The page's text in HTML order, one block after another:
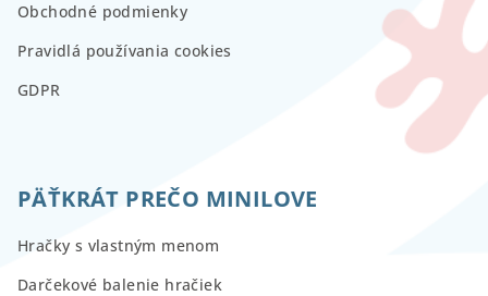
Obchodné podmienky
Pravidlá používania cookies
GDPR
PÄŤKRÁT PREČO MINILOVE
Hračky s vlastným menom
Darčekové balenie hračiek